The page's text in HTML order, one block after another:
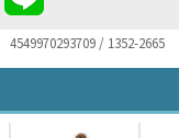
4549970293709 / 1352-2665